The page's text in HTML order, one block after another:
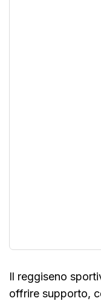
Il reggiseno
offrire supporto,